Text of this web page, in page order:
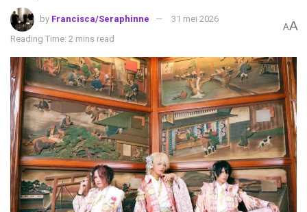
by Francisca/Seraphinne
31 mei 2026
Reading Time: 2 mins read
AA